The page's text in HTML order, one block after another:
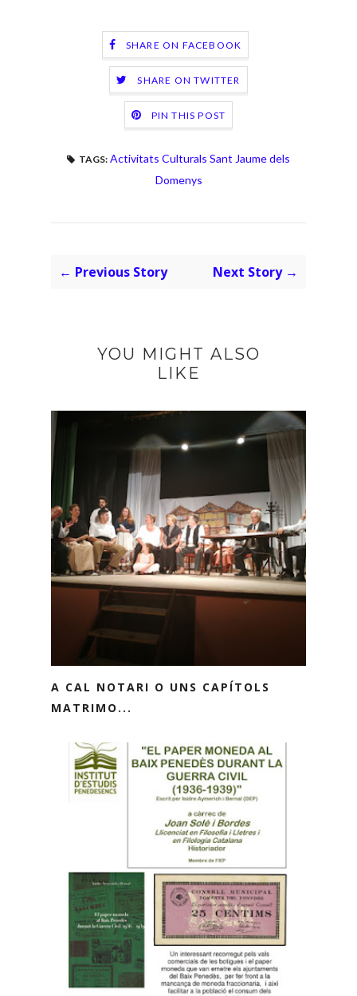
SHARE ON FACEBOOK
SHARE ON TWITTER
PIN THIS POST
TAGS: Activitats Culturals Sant Jaume dels
Domenys
← Previous Story Next Story →
YOU MIGHT ALSO
LIKE
A CAL NOTARI O UNS CAPÍTOLS
MATRIMO...